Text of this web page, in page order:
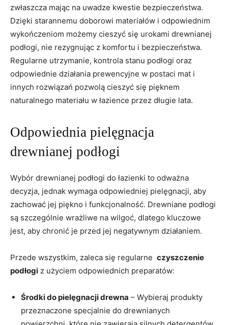
zwłaszcza mając ‌na uwadze kwestie bezpieczeństwa.
Dzięki ⁤starannemu doborowi ⁢materiałów i odpowiednim
wykończeniom ⁤możemy cieszyć się urokami ⁢drewnianej
⁢podłogi, nie​ rezygnując ​z komfortu i bezpieczeństwa.
Regularne utrzymanie, kontrola stanu⁢ podłogi oraz
odpowiednie działania​ prewencyjne w postaci ‍mat i‍
innych rozwiązań​ pozwolą cieszyć się ⁣pięknem
naturalnego materiału w łazience⁣ przez długie lata.
Odpowiednia ⁢pielęgnacja‌
drewnianej podłogi
Wybór drewnianej podłogi do łazienki to​ odważna
decyzja, jednak wymaga odpowiedniej pielęgnacji, aby
zachować ‌jej⁢ piękno i ⁣funkcjonalność. Drewniane podłogi
są szczególnie wrażliwe na wilgoć, ⁣dlatego kluczowe
jest,⁢ aby chronić je przed​ jej⁤ negatywnym‍ działaniem.
Przede​ wszystkim, zaleca się regularne ⁢ czyszczenie
podłogi z‌ użyciem odpowiednich preparatów:
Środki do pielęgnacji drewna – ⁢Wybieraj produkty
‌przeznaczone ⁣specjalnie do drewnianych